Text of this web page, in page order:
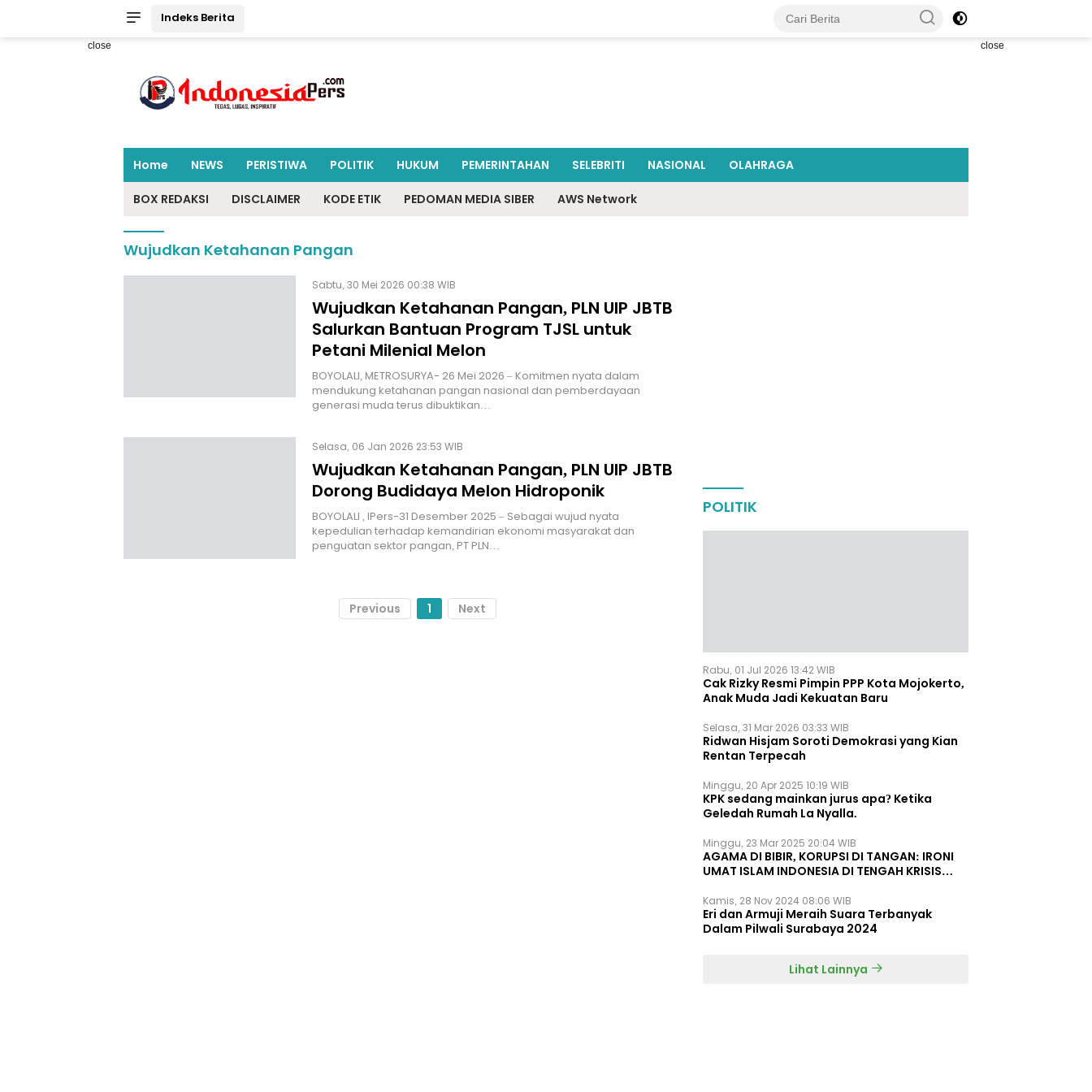
Indeks Berita
close close
Home NEWS PERISTIWA POLITIK HUKUM PEMERINTAHAN SELEBRITI NASIONAL OLAHRAGA
BOX REDAKSI DISCLAIMER KODE ETIK PEDOMAN MEDIA SIBER AWS Network
Wujudkan Ketahanan Pangan
Sabtu, 30 Mei 2026 00:38 WIB
Wujudkan Ketahanan Pangan, PLN UIP JBTB
Salurkan Bantuan Program TJSL untuk
Petani Milenial Melon
BOYOLALI, METROSURYA- 26 Mei 2026 – Komitmen nyata dalam
mendukung ketahanan pangan nasional dan pemberdayaan
generasi muda terus dibuktikan…
Selasa, 06 Jan 2026 23:53 WIB
Wujudkan Ketahanan Pangan, PLN UIP JBTB
Dorong Budidaya Melon Hidroponik
BOYOLALI , IPers-31 Desember 2025 – Sebagai wujud nyata
kepedulian terhadap kemandirian ekonomi masyarakat dan
penguatan sektor pangan, PT PLN…
Previous 1 Next
POLITIK
Rabu, 01 Jul 2026 13:42 WIB
Cak Rizky Resmi Pimpin PPP Kota Mojokerto,
Anak Muda Jadi Kekuatan Baru
Selasa, 31 Mar 2026 03:33 WIB
Ridwan Hisjam Soroti Demokrasi yang Kian
Rentan Terpecah
Minggu, 20 Apr 2025 10:19 WIB
KPK sedang mainkan jurus apa? Ketika
Geledah Rumah La Nyalla.
Minggu, 23 Mar 2025 20:04 WIB
AGAMA DI BIBIR, KORUPSI DI TANGAN: IRONI
UMAT ISLAM INDONESIA DI TENGAH KRISIS
Kamis, 28 Nov 2024 08:06 WIB
Eri dan Armuji Meraih Suara Terbanyak
Dalam Pilwali Surabaya 2024
Lihat Lainnya